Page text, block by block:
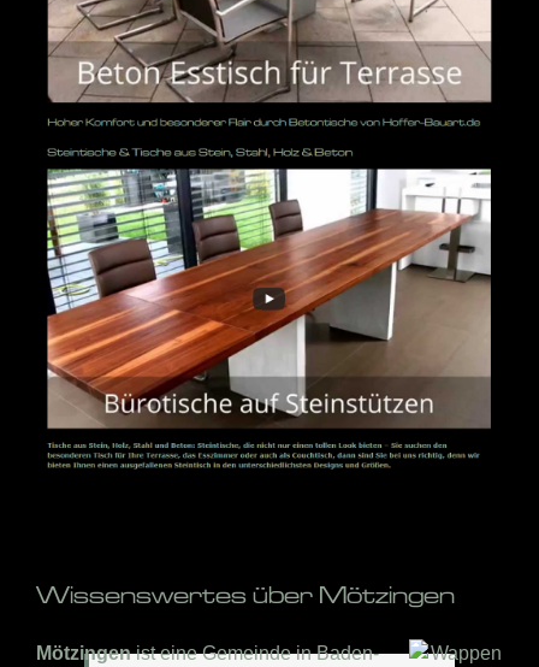
Wissenswertes über Mötzingen
Mötzingenist eine Gemeinde in Baden-